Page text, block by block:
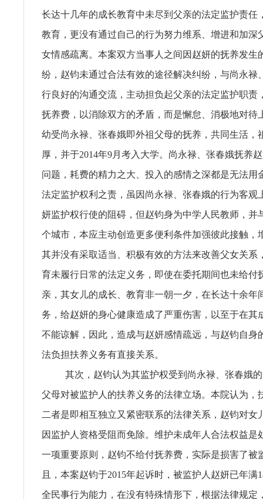
长达十几年的成长教育中未尽到父亲的法定监护责任
教育，更没有通过自己的行为努力维系、增进和加深
女情感疏离。本案双方当事人之间因赵妍的抚养发生
纷，赵钧未通过合法有效的途径解决纠纷，与尚永禄
行良好的沟通交流，主动担负起父亲的法定监护职责
抚养费，以消除双方的矛盾，而是懈怠、消极地对待
幼受尚永禄、张春娥即外祖父母的抚养，共同生活，
厚，并于2014年9月考入大学。尚永禄、张春娥抚养
问题，耗费的精力之大、投入的感情之深都是无法用
法定监护权利之责，虽因尚永禄、张春娥的行为客观
妍监护权行使的阻碍，但赵钧身为中学人民教师，并
个城市，本应主动创造更多便利条件加强彼此接触，
其并没有采取适当、积极有效的方法来改善父女关系
育未履行日常的法定义务，即使在委托期间也未给付
亲，其女儿的成长、教育非一朝一夕，在长达十余年
务，给赵妍的身心健康造成了严重伤害，以至于在其
不能谅解，因此，造成与赵妍感情疏远，与赵钧自身
法负担扶养义务有直接关系。
其次，赵钧认为其监护权受到尚永禄、张春娥
父母对被监护人的扶养义务的法律立场。本院认为，
二者是即相互独立又紧密联系的法律关系，赵钧对女
因监护人资格受阻而免除。维护未成年人合法权益是
一项重要原则，赵钧不给付抚养费，实际是损害了被
且，本案赵钧于2015年起诉时，被监护人赵妍已年满
全民事行为能力，在没有特殊情形下，根据法律规定